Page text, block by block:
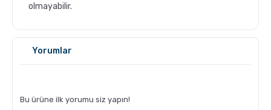
olmayabilir.
Yorumlar
Bu ürüne ilk yorumu siz yapın!